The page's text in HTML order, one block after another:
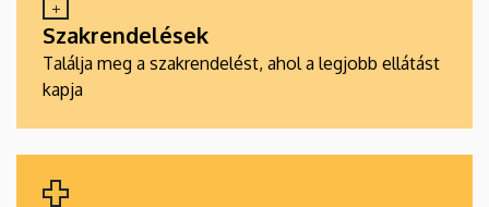
Szakrendelések
Találja meg a szakrendelést, ahol a legjobb ellátást
kapja